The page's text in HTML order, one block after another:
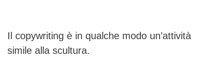
Il copywriting è in qualche modo un’attività
simile alla scultura.